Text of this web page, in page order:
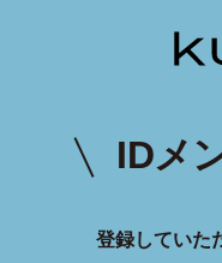
IDメ
登録していた